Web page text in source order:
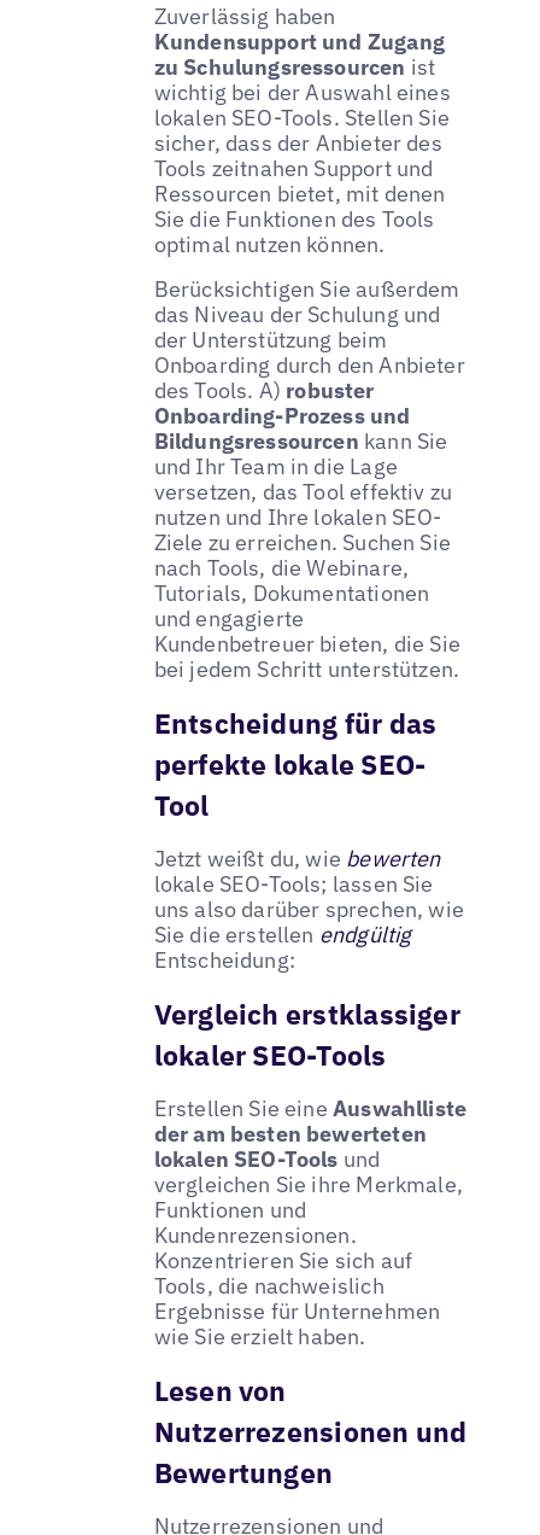
Zuverlässig haben
Kundensupport und Zugang
zu Schulungsressourcen ist
wichtig bei der Auswahl eines
lokalen SEO-Tools. Stellen Sie
sicher, dass der Anbieter des
Tools zeitnahen Support und
Ressourcen bietet, mit denen
Sie die Funktionen des Tools
optimal nutzen können.
Berücksichtigen Sie außerdem
das Niveau der Schulung und
der Unterstützung beim
Onboarding durch den Anbieter
des Tools. A) robuster
Onboarding-Prozess und
Bildungsressourcen kann Sie
und Ihr Team in die Lage
versetzen, das Tool effektiv zu
nutzen und Ihre lokalen SEO-
Ziele zu erreichen. Suchen Sie
nach Tools, die Webinare,
Tutorials, Dokumentationen
und engagierte
Kundenbetreuer bieten, die Sie
bei jedem Schritt unterstützen.
Entscheidung für das
perfekte lokale SEO-
Tool
Jetzt weißt du, wie bewerten
lokale SEO-Tools; lassen Sie
uns also darüber sprechen, wie
Sie die erstellen endgültig
Entscheidung:
Vergleich erstklassiger
lokaler SEO-Tools
Erstellen Sie eineAuswahlliste
der am besten bewerteten
lokalen SEO-Tools und
vergleichen Sie ihre Merkmale,
Funktionen und
Kundenrezensionen.
Konzentrieren Sie sich auf
Tools, die nachweislich
Ergebnisse für Unternehmen
wie Sie erzielt haben.
Lesen von
Nutzerrezensionen und
Bewertungen
Nutzerrezensionen und